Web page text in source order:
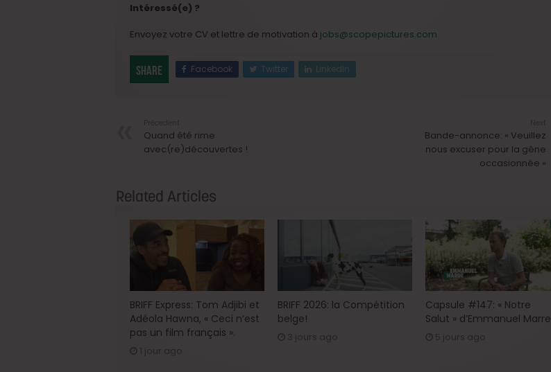
Intéressé(e) ?
Envoyez votre CV et lettre de motivation à jobs@scopepictures.com
Share Facebook Twitter LinkedIn
Quand été rime
avec(re)découvertes !
Bande-annonce: « Veuillez
nous excuser pour la gêne
occasionnée »
Related Articles
BRIFF Express: Tom Adjibi et
Adéola Hawna, « Ceci n’est
pas un film français ».
1 jour ago
BRIFF 2026: la Compétition
belge!
3 jours ago
Capsule #147: « Notre
Salut » d’Emmanuel Marre
5 jours ago